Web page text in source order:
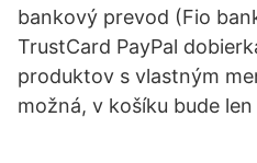
bankový prevod (Fio
TrustCard PayPal
produktov s vlastným
možná, v košíku bude